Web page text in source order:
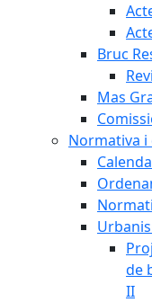
Bruc
Mas
Normativa
de
II